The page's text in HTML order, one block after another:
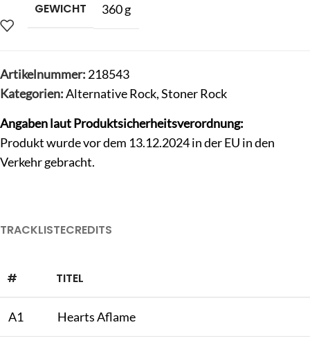
GEWICHT 360 g
Artikelnummer: 218543
Kategorien:Alternative Rock,Stoner Rock
Angaben laut Produktsicherheitsverordnung:
Produkt wurde vor dem 13.12.2024 in der EU in den
Verkehr gebracht.
TRACKLISTECREDITS
# TITEL
A1 Hearts Aflame